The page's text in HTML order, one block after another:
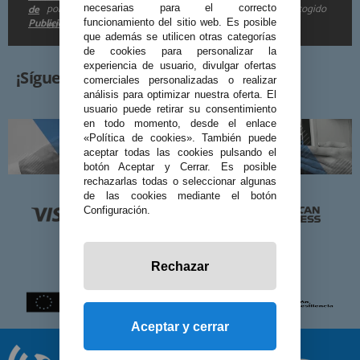
por e-mail. Puedo darme de baja cuando quiera según lo recogido
en la
de
Publicidad
¡Síguenos!
necesarias para el correcto
funcionamiento del sitio web. Es posible
que además se utilicen otras categorías
de cookies para personalizar la
experiencia de usuario, divulgar ofertas
comerciales personalizadas o realizar
análisis para optimizar nuestra oferta. El
usuario puede retirar su consentimiento
en todo momento, desde el enlace
«Política de cookies». También puede
aceptar todas las cookies pulsando el
botón Aceptar y Cerrar. Es posible
rechazarlas todas o seleccionar algunas
de las cookies mediante el botón
Configuración.
Rechazar
Aceptar y cerrar